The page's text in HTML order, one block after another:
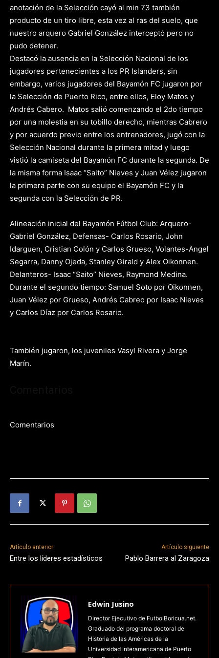
anotación de la Selección cayó al min 73 también
producto de un tiro libre, esta vez al ras del suelo, que
nuestro arquero Gabriel González interceptó pero no
pudo detener.
Destacó la ausencia en la Selección Nacional de los
jugadores pertenecientes a los PR Islanders, sin
embargo, varios jugadores del Bayamón FC jugaron por
la Selección de Puerto Rico, entre ellos, Eloy Matos y
Andrés Cabero. Matos salió comenzando el 2do tiempo
por una molestia en su tobillo derecho, mientras Cabrero
y por acuerdo previo entre los entrenadores, jugó con la
Selección Nacional durante la primera mitad y luego
vistió la camiseta del Bayamón FC durante la segunda. De
la misma forma Isaac “Saito” Nieves y Juan Vélez jugaron
la primera parte con su equipo el Bayamón FC y la
segunda con la Selección de PR.
Alineación inicial del Bayamón Fútbol Club: Arquero-
Gabriel González, Defensas- Carlos Rosario, John
Idarguen, Cristian Colón y Carlos Grueso, Volantes-Angel
Segarra, Danny Ojeda, Stanley Girald y Alex Oikonnen.
Delanteros- Isaac “Saito” Nieves, Raymond Medina.
Durante el segundo tiempo: Samuel Soto por Oikonnen,
Juan Vélez por Grueso, Andrés Cabreo por Isaac Nieves
y Carlos Díaz por Carlos Rosario.
También jugaron, los juveniles Vasyl Rivera y Jorge
Marín.
Comentarios
Artículo anterior
Entre los líderes estadísticos
Artículo siguiente
Pablo Barrera al Zaragoza
Edwin Jusino
Director Ejecutivo de FutbolBoricua.net.
Graduado del programa doctoral de
Historia de las Américas de la
Universidad Interamericana de Puerto